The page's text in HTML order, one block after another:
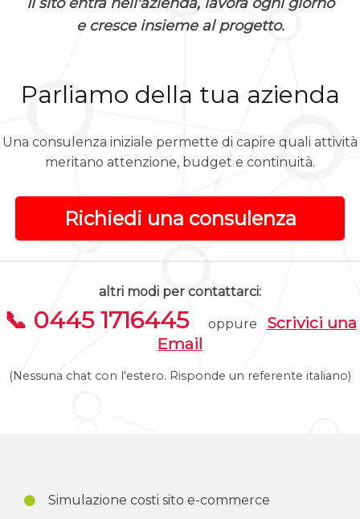
e cresce insieme al progetto.
Parliamo della tua azienda
Una consulenza iniziale permette di capire quali attività
meritano attenzione, budget e continuità.
Richiedi una consulenza
altri modi per contattarci:
📞 0445 1716445 oppure Scrivici una
Email
(Nessuna chat con l'estero. Risponde un referente italiano)
Simulazione costi sito e-commerce